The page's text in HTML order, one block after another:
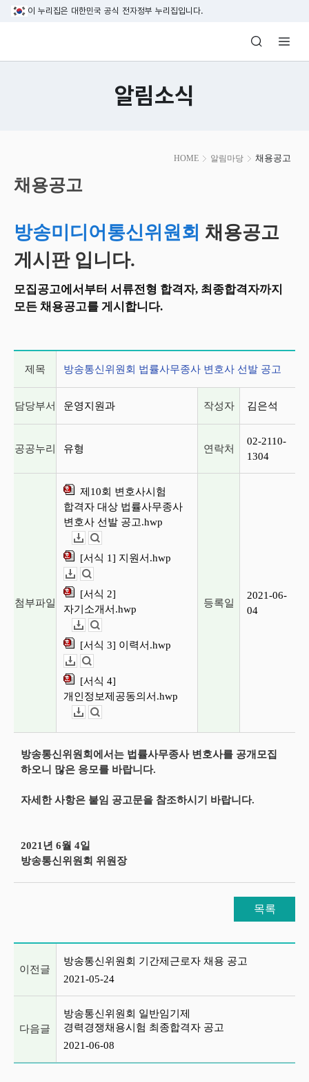
본문 바로가기
이 누리집은 대한민국 공식 전자정부 누리집입니다.
방송미디어통신위원회 Korea Media
알림소식
HOME 알림마당 채용공고
시
작
채용공고
방송미디어통신위원회 채용공고
게시판 입니다.
모집공고에서부터 서류전형 합격자, 최종합격자까지
모든 채용공고를 게시합니다.
제목 방송통신위원회 법률사무종사 변호사 선발 공고
담당부서 운영지원과 작성자 김은석
공공누리 유형 연락처
02-2110-
1304
첨부파일
제10회 변호사시험
합격자 대상 법률사무종사
변호사 선발 공고.hwp
[서식 1] 지원서.hwp
[서식 2]
자기소개서.hwp
[서식 3] 이력서.hwp
[서식 4]
개인정보제공동의서.hwp
등록일
2021-06-
04
방송통신위원회에서는 법률사무종사 변호사를 공개모집
하오니 많은 응모를 바랍니다.
자세한 사항은 붙임 공고문을 참조하시기 바랍니다.
2021년 6월 4일
방송통신위원회 위원장
목록
이전글
방송통신위원회 기간제근로자 채용 공고
2021-05-24
다음글
방송통신위원회 일반임기제
경력경쟁채용시험 최종합격자 공고
2021-06-08